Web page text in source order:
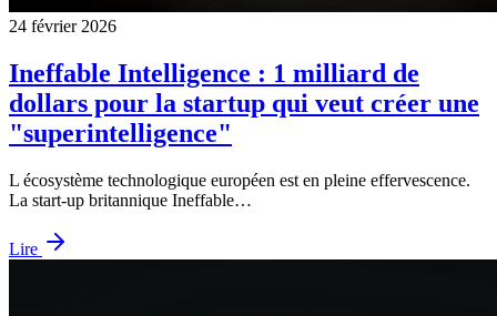
24 février 2026
Ineffable Intelligence : 1 milliard de
dollars pour la startup qui veut créer une
"superintelligence"
L écosystème technologique européen est en pleine effervescence.
La start-up britannique Ineffable…
Lire